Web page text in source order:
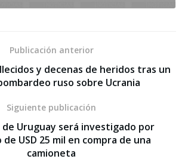
Publicación anterior
y decenas de heridos tras un
ruso sobre Ucrania
Siguiente publicación
Uruguay será investigado por
USD 25 mil en compra de una
camioneta